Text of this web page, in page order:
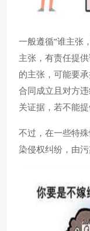
一般遵循“谁主张
主张，有责任提
的主张，可能要
合同成立且对方
关证据，若不能
不过，在一些特
染侵权纠纷，由